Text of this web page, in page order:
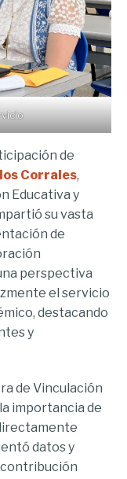
de
Corrales,
Educativa y
su vasta
de
perspectiva
el servicio
destacando
y
de Vinculación
importancia de
datos y